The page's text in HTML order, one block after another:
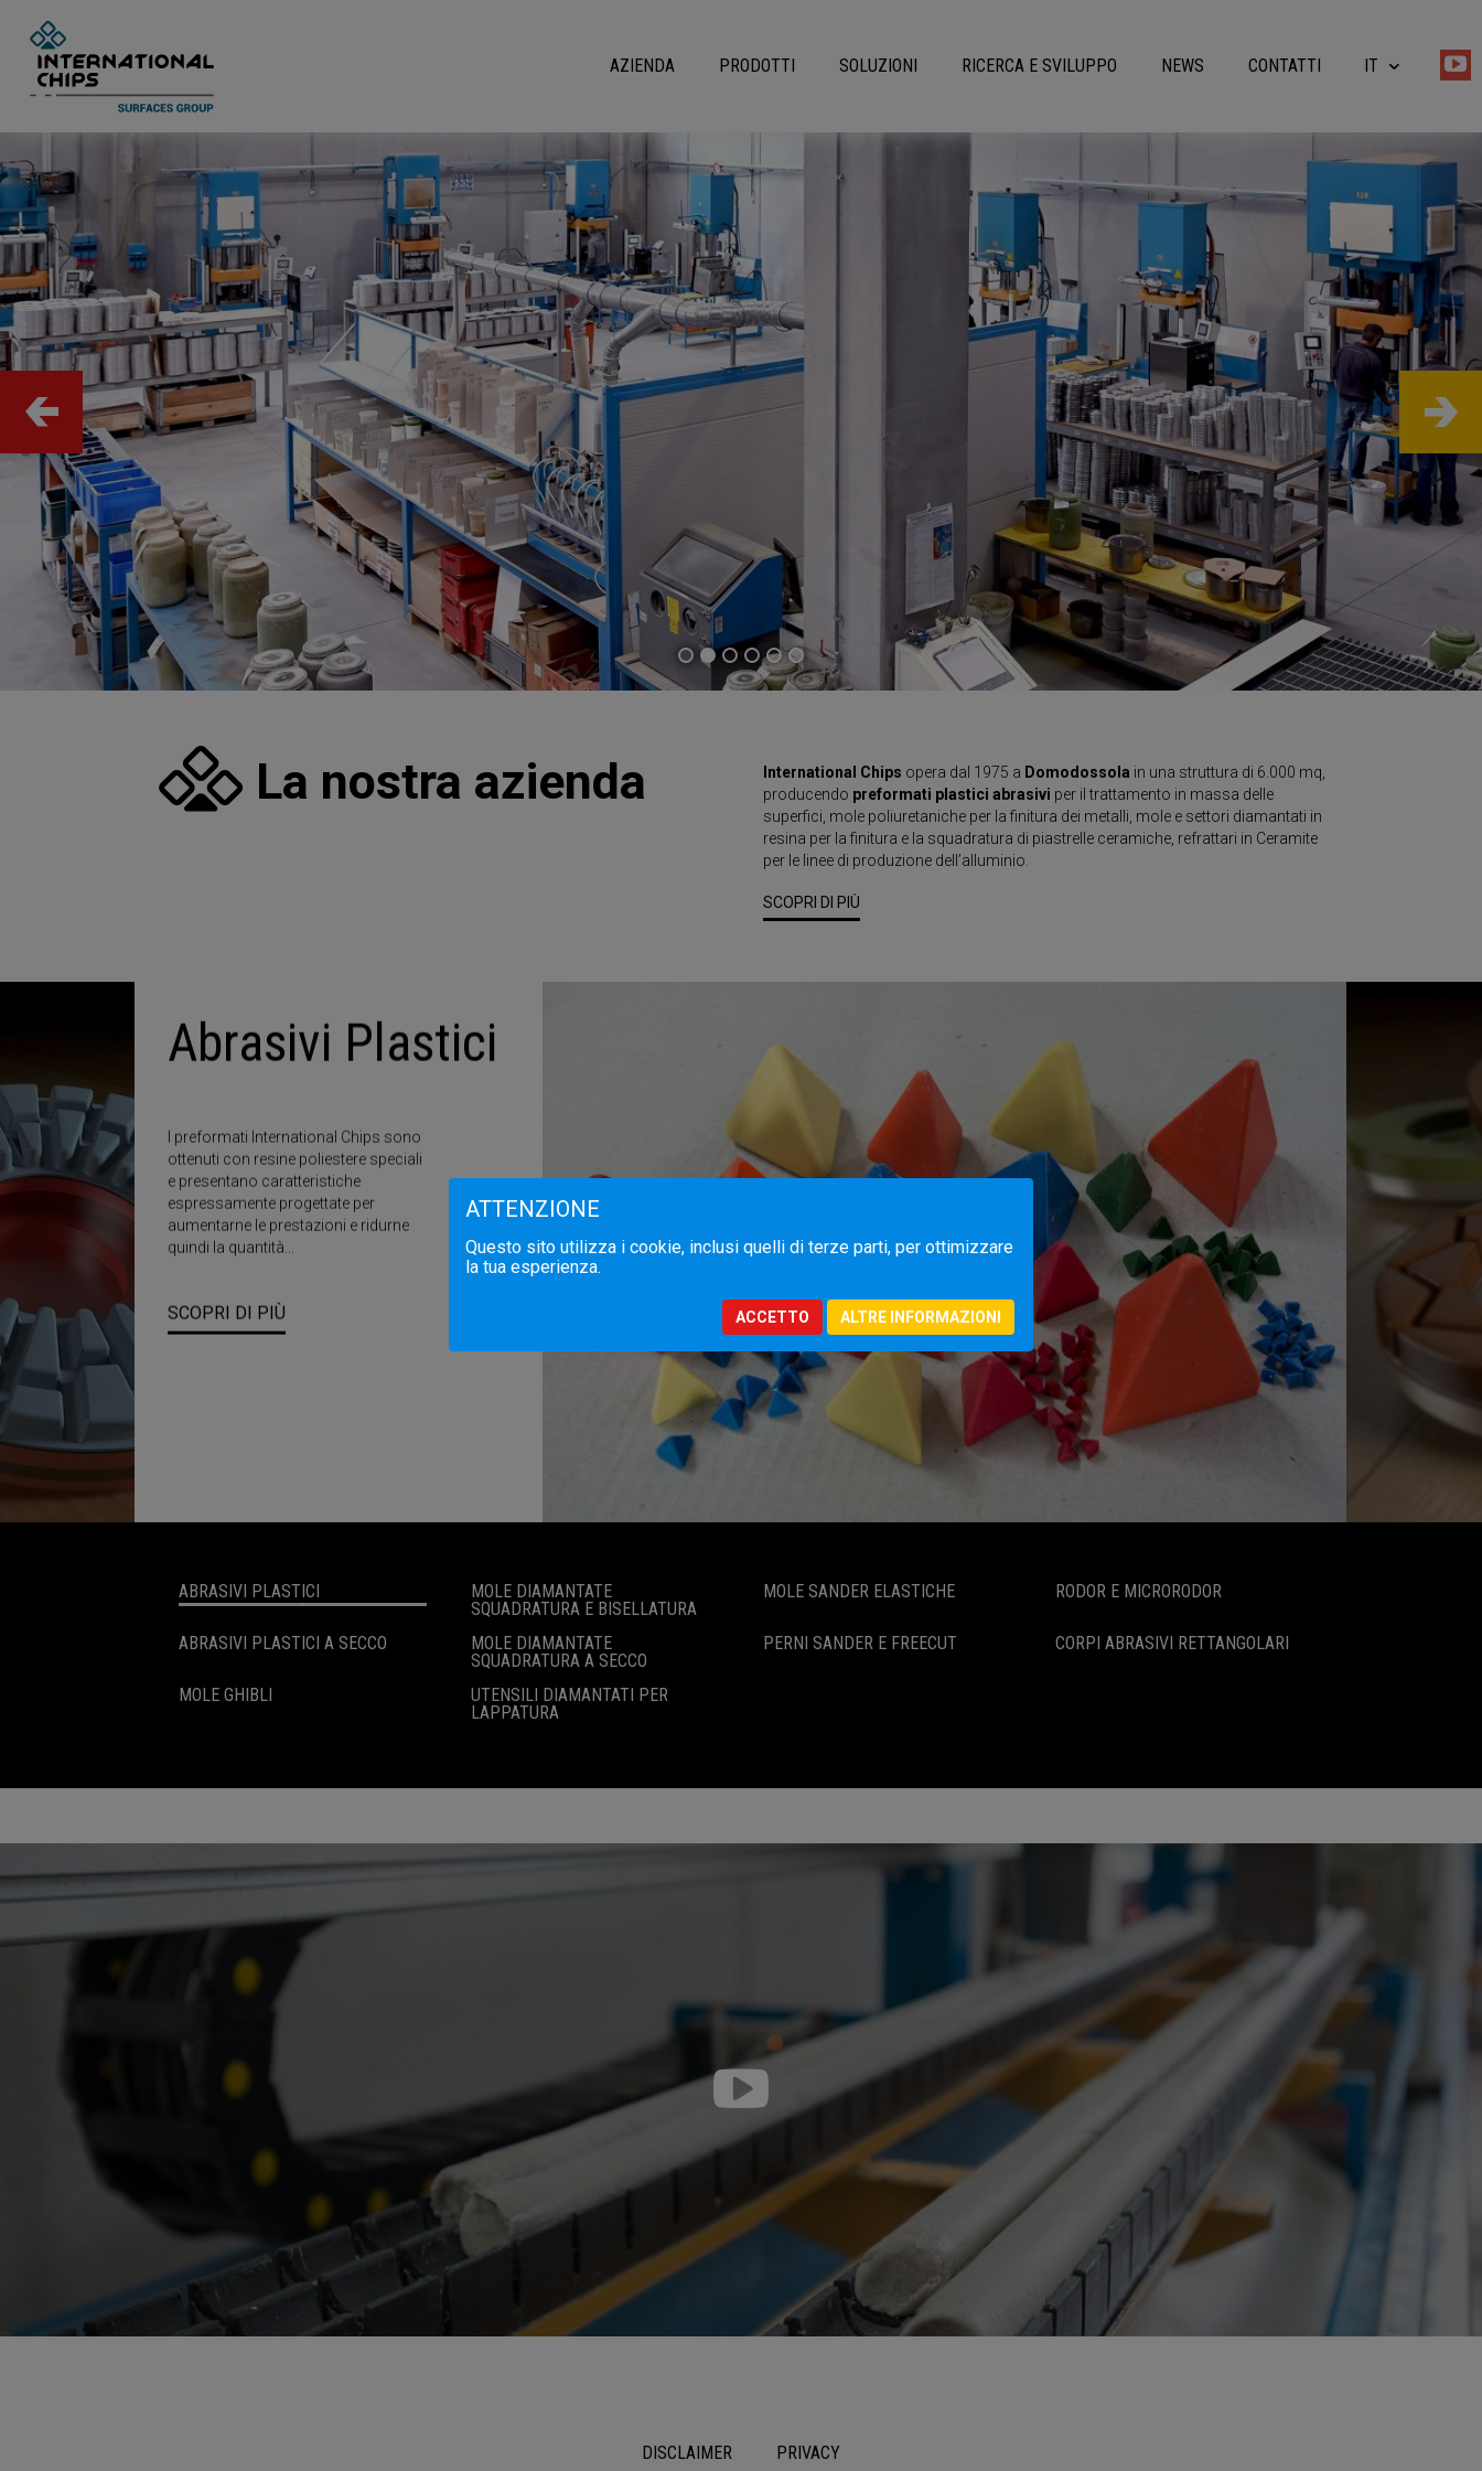
AZIENDA PRODOTTI SOLUZIONI RICERCA E SVILUPPO NEWS CONTATTI
IT
La nostra azienda International Chips opera dal 1975 a Domodossola in una struttura di 6.000 mq,
producendo preformati plastici abrasivi per il trattamento in massa delle
superfici, mole poliuretaniche per la finitura dei metalli, mole e settori diamantati in
resina per la finitura e la squadratura di piastrelle ceramiche, refrattari in Ceramite
per le linee di produzione dell’alluminio.
SCOPRI DI PIÙ
Mole
Squadratura E
Bisellatura
Utensili diamantati in resina per
operazioni di squadratura, bisellatura
ABRASIVI PLASTICI
MOLE DIAMANTATE
SQUADRATURA E BISELLATURA
MOLE SANDER ELASTICHE RODOR E MICRORODOR
ABRASIVI PLASTICI A SECCO
MOLE DIAMANTATE
SQUADRATURA A SECCO
PERNI SANDER E FREECUT CORPI ABRASIVI RETTANGOLARI
MOLE GHIBLI
UTENSILI DIAMANTATI PER
LAPPATURA
DISCLAIMER PRIVACY
ATTENZIONE
Questo sito utilizza i cookie, inclusi quelli di terze parti, per ottimizzare
la tua esperienza.
ACCETTO ALTRE INFORMAZIONI